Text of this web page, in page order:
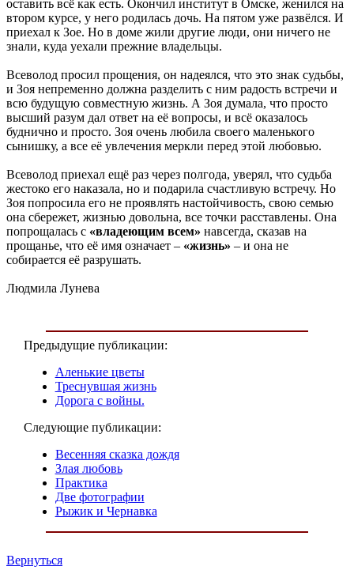
оставить всё как есть. Окончил институт в Омске, женился на
втором курсе, у него родилась дочь. На пятом уже развёлся. И
приехал к Зое. Но в доме жили другие люди, они ничего не
знали, куда уехали прежние владельцы.
Всеволод просил прощения, он надеялся, что это знак судьбы,
и Зоя непременно должна разделить с ним радость встречи и
всю будущую совместную жизнь. А Зоя думала, что просто
высший разум дал ответ на её вопросы, и всё оказалось
буднично и просто. Зоя очень любила своего маленького
сынишку, а все её увлечения меркли перед этой любовью.
Всеволод приехал ещё раз через полгода, уверял, что судьба
жестоко его наказала, но и подарила счастливую встречу. Но
Зоя попросила его не проявлять настойчивость, свою семью
она сбережет, жизнью довольна, все точки расставлены. Она
попрощалась с «владеющим всем» навсегда, сказав на
прощанье, что её имя означает – «жизнь» – и она не
собирается её разрушать.
Людмила Лунева
Предыдущие публикации:
Аленькие цветы
Треснувшая жизнь
Дорога с войны.
Следующие публикации:
Весенняя сказка дождя
Злая любовь
Практика
Две фотографии
Рыжик и Чернавка
Вернуться